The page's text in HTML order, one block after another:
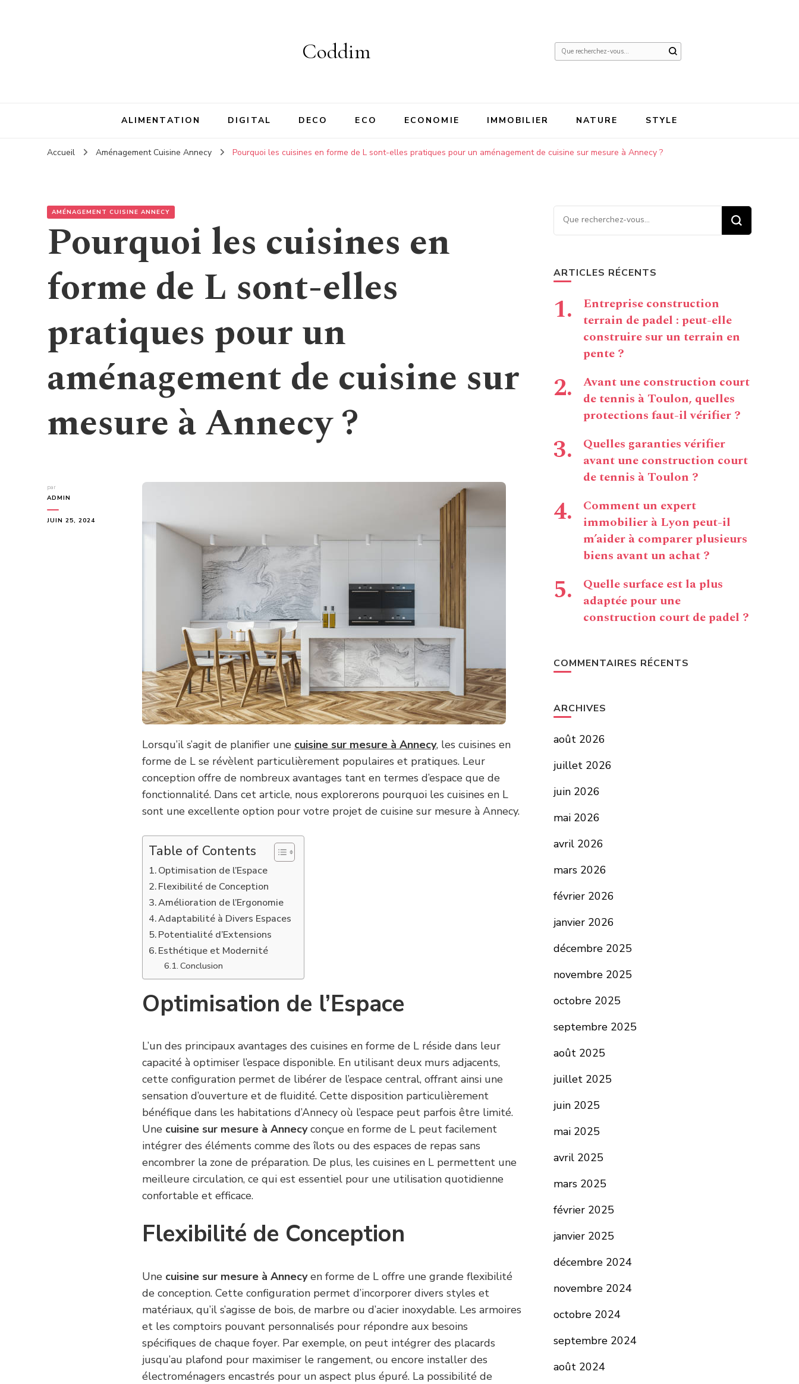
Coddim
Vous
ALIMENTATION DIGITAL DECO ECO ECONOMIE IMMOBILIER NATURE STYLE
Accueil Aménagement Cuisine Annecy Pourquoi les cuisines en forme de L sont-elles pratiques pour un aménagement de cuisine sur mesure à Annecy ?
AMÉNAGEMENT CUISINE ANNECY
Pourquoi les cuisines en
forme de L sont-elles
pratiques pour un
aménagement de cuisine sur
mesure à Annecy ?
par
ADMIN
JUIN 25, 2024
Lorsqu’il s’agit de planifier une cuisine sur mesure à Annecy, les cuisines en
forme de L se révèlent particulièrement populaires et pratiques. Leur
conception offre de nombreux avantages tant en termes d’espace que de
fonctionnalité. Dans cet article, nous explorerons pourquoi les cuisines en L
sont une excellente option pour votre projet de cuisine sur mesure à Annecy.
Table of Contents
Optimisation de l’Espace
Flexibilité de Conception
Amélioration de l’Ergonomie
Adaptabilité à Divers Espaces
Potentialité d’Extensions
Esthétique et Modernité
Conclusion
Optimisation de l’Espace
L’un des principaux avantages des cuisines en forme de L réside dans leur
capacité à optimiser l’espace disponible. En utilisant deux murs adjacents,
cette configuration permet de libérer de l’espace central, offrant ainsi une
sensation d’ouverture et de fluidité. Cette disposition particulièrement
bénéfique dans les habitations d’Annecy où l’espace peut parfois être limité.
Une cuisine sur mesure à Annecyconçue en forme de L peut facilement
intégrer des éléments comme des îlots ou des espaces de repas sans
encombrer la zone de préparation. De plus, les cuisines en L permettent une
meilleure circulation, ce qui est essentiel pour une utilisation quotidienne
confortable et efficace.
Flexibilité de Conception
Une cuisine sur mesure à Annecyen forme de L offre une grande flexibilité
de conception. Cette configuration permet d’incorporer divers styles et
matériaux, qu’il s’agisse de bois, de marbre ou d’acier inoxydable. Les armoires
et les comptoirs pouvant personnalisés pour répondre aux besoins
spécifiques de chaque foyer. Par exemple, on peut intégrer des placards
jusqu’au plafond pour maximiser le rangement, ou encore installer des
électroménagers encastrés pour un aspect plus épuré. La possibilité de
Vous recherchiez quelque
chose ?
ARTICLES RÉCENTS
Entreprise construction
terrain de padel : peut-elle
construire sur un terrain en
pente ?
Avant une construction court
de tennis à Toulon, quelles
protections faut-il vérifier ?
Quelles garanties vérifier
avant une construction court
de tennis à Toulon ?
Comment un expert
immobilier à Lyon peut-il
m’aider à comparer plusieurs
biens avant un achat ?
Quelle surface est la plus
adaptée pour une
construction court de padel ?
COMMENTAIRES RÉCENTS
ARCHIVES
août 2026
juillet 2026
juin 2026
mai 2026
avril 2026
mars 2026
février 2026
janvier 2026
décembre 2025
novembre 2025
octobre 2025
septembre 2025
août 2025
juillet 2025
juin 2025
mai 2025
avril 2025
mars 2025
février 2025
janvier 2025
décembre 2024
novembre 2024
octobre 2024
septembre 2024
août 2024